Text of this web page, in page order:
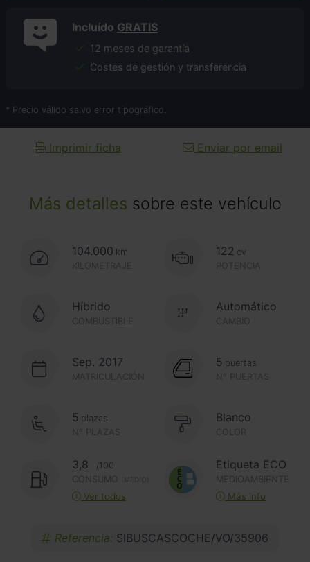
Más detalles sobre este vehículo
104.000 km
KILOMETRAJE
122 cv
POTENCIA
Híbrido
COMBUSTIBLE CAMBIO
Automático
Sep. 2017
MATRICULACIÓN Nº PUERTAS
5 puertas
Nº PLAZAS
5 plazas Blanco
COLOR
3,8
l/100
CONSUMO
(MEDIO)
Ver todos
Etiqueta ECO
MEDIOAMBIENTE
Más info
Referencia: SIBUSCASCOCHE/VO/35906
Incluído GRATIS
12 meses de garantía
Costes de gestión y transferencia
* Precio válido salvo error tipográfico.
Imprimir ficha Enviar por email